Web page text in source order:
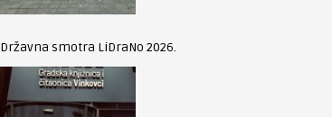
Državna smotra LiDraNo 2026.